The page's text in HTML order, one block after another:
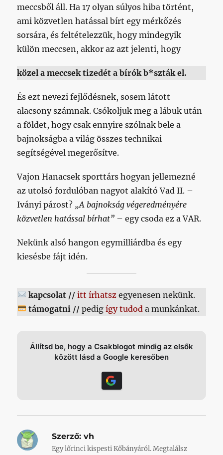
meccsből áll. Ha 17 olyan súlyos hiba történt,
ami közvetlen hatással bírt egy mérkőzés
sorsára, és feltételezzük, hogy mindegyik
külön meccsen, akkor az azt jelenti, hogy
közel a meccsek tizedét a bírók b*szták el.
És ezt nevezi fejlődésnek, sosem látott
alacsony számnak. Csókoljuk meg a lábuk után
a földet, hogy csak ennyire szólnak bele a
bajnokságba a világ összes technikai
segítségével megerősítve.
Vajon Hanacsek sporttárs hogyan jellemezné
az utolsó fordulóban nagyot alakító Vad II. –
Iványi párost? „A bajnokság végeredményére
közvetlen hatással bírhat” – egy csoda ez a VAR.
Nekünk alsó hangon egymilliárdba és egy
kiesésbe fájt idén.
kapcsolat // itt írhatszegyenesen nekünk.
támogatni //pedig így tudod a munkánkat.
Állítsd be, hogy a Csakblogot mindig az elsők
között lásd a Google keresőben
Szerző: vh
Egy lőrinci kispesti Kőbányáról. Megtalálsz